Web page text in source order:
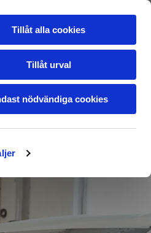
Tillåt alla cookies
Tillåt urval
nödvändiga cookies